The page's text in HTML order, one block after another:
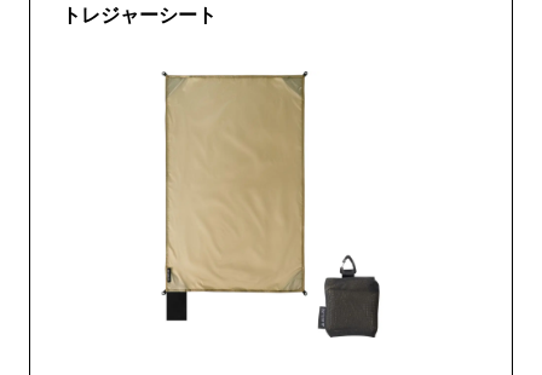
トレジャーシート